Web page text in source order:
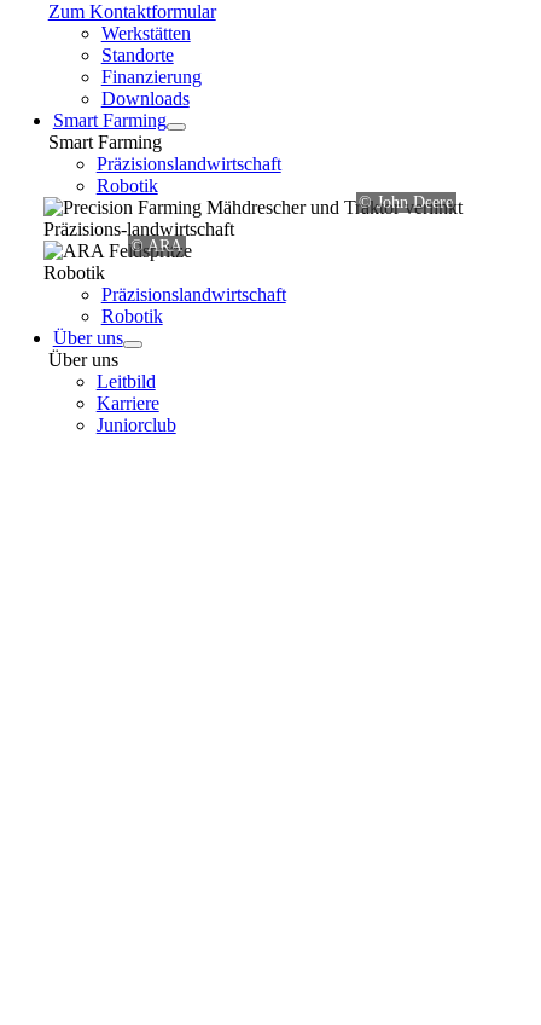
Zum Kontaktformular
Werkstätten
Standorte
Finanzierung
Downloads
Smart Farming
Smart Farming
Präzisionslandwirtschaft
Robotik
© John Deere
Präzisions-landwirtschaft
© ARA
Robotik
Präzisionslandwirtschaft
Robotik
Über uns
Über uns
Leitbild
Karriere
Juniorclub